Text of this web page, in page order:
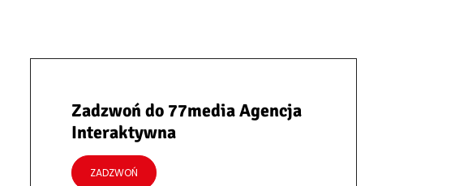
Zadzwoń do 77media Agencja
Interaktywna
ZADZWOŃ